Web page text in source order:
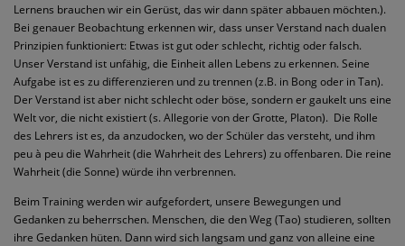
Lernens brauchen wir ein Gerüst, das wir dann später abbauen möchten.).
Bei genauer Beobachtung erkennen wir, dass unser Verstand nach dualen
Prinzipien funktioniert: Etwas ist gut oder schlecht, richtig oder falsch.
Unser Verstand ist unfähig, die Einheit allen Lebens zu erkennen. Seine
Aufgabe ist es zu differenzieren und zu trennen (z.B. in Bong oder in Tan).
Der Verstand ist aber nicht schlecht oder böse, sondern er gaukelt uns eine
Welt vor, die nicht existiert (s. Allegorie von der Grotte, Platon). Die Rolle
des Lehrers ist es, da anzudocken, wo der Schüler das versteht, und ihm
peu à peu die Wahrheit (die Wahrheit des Lehrers) zu offenbaren. Die reine
Wahrheit (die Sonne) würde ihn verbrennen.
Beim Training werden wir aufgefordert, unsere Bewegungen und
Gedanken zu beherrschen. Menschen, die den Weg (Tao) studieren, sollten
ihre Gedanken hüten. Dann wird sich langsam und ganz von alleine eine